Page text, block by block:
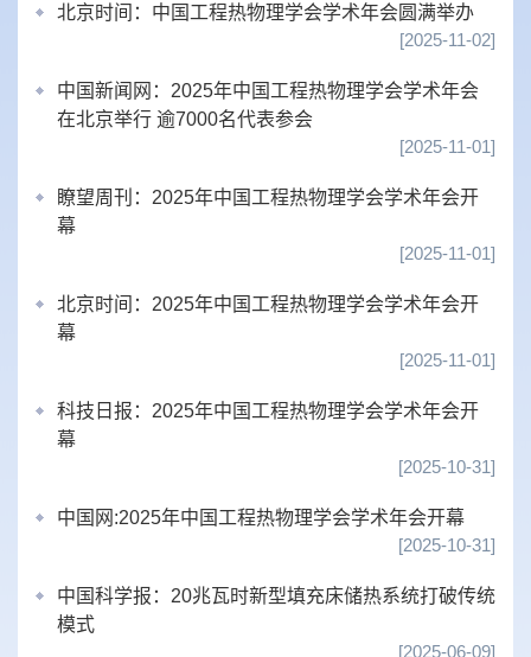
北京时间：中国工程热物理学会学术年会圆满举办
[2025-11-02]
中国新闻网：2025年中国工程热物理学会学术年会
在北京举行 逾7000名代表参会
[2025-11-01]
瞭望周刊：2025年中国工程热物理学会学术年会开
幕
[2025-11-01]
北京时间：2025年中国工程热物理学会学术年会开
幕
[2025-11-01]
科技日报：2025年中国工程热物理学会学术年会开
幕
[2025-10-31]
中国网:2025年中国工程热物理学会学术年会开幕
[2025-10-31]
中国科学报：20兆瓦时新型填充床储热系统打破传统
模式
[2025-06-09]